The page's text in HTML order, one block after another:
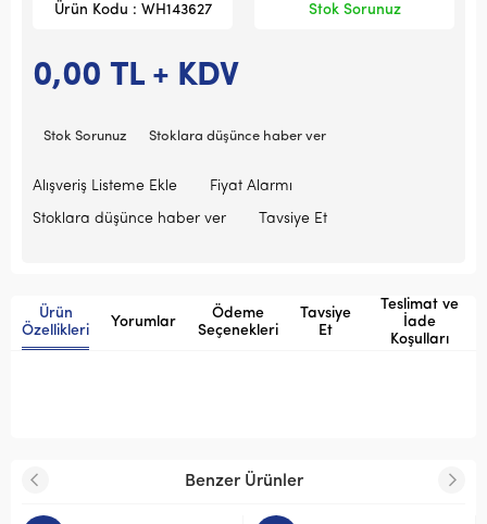
Ürün Kodu : WH143627 Stok Sorunuz
0,00 TL + KDV
Stok Sorunuz Stoklara düşünce haber ver
Alışveriş Listeme Ekle
Fiyat Alarmı
Stoklara düşünce haber ver
Tavsiye Et
Ürün
Özellikleri
Yorumlar
Ödeme
Seçenekleri
Tavsiye
Et
Teslimat ve
İade
Koşulları
Benzer Ürünler